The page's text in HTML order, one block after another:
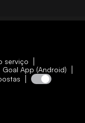
serviço
Goal App (Android)